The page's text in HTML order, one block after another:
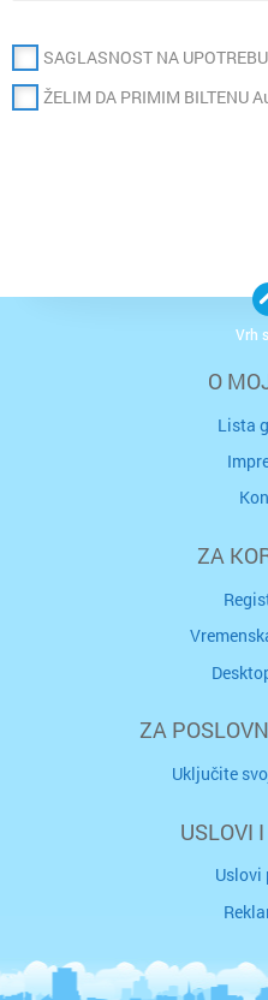
SAGLASNOST NA
ŽELIM DA PRIMIM BILTENU
O
Lista
ZA
ZA
Uključite
USLOVI
Uslovi
Vrh